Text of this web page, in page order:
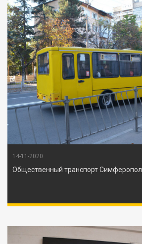
14-11-2020
Общественный транспорт